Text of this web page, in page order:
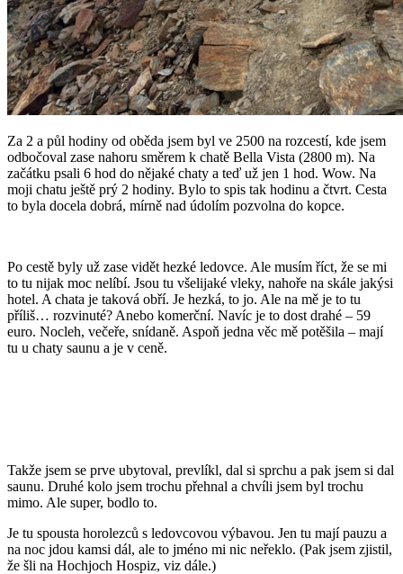
Za 2 a půl hodiny od oběda jsem byl ve 2500 na rozcestí, kde jsem
odbočoval zase nahoru směrem k chatě Bella Vista (2800 m). Na
začátku psali 6 hod do nějaké chaty a teď už jen 1 hod. Wow. Na
moji chatu ještě prý 2 hodiny. Bylo to spis tak hodinu a čtvrt. Cesta
to byla docela dobrá, mírně nad údolím pozvolna do kopce.
Po cestě byly už zase vidět hezké ledovce. Ale musím říct, že se mi
to tu nijak moc nelíbí. Jsou tu všelijaké vleky, nahoře na skále jakýsi
hotel. A chata je taková obří. Je hezká, to jo. Ale na mě je to tu
příliš… rozvinuté? Anebo komerční. Navíc je to dost drahé – 59
euro. Nocleh, večeře, snídaně. Aspoň jedna věc mě potěšila – mají
tu u chaty saunu a je v ceně.
Takže jsem se prve ubytoval, prevlíkl, dal si sprchu a pak jsem si dal
saunu. Druhé kolo jsem trochu přehnal a chvíli jsem byl trochu
mimo. Ale super, bodlo to.
Je tu spousta horolezců s ledovcovou výbavou. Jen tu mají pauzu a
na noc jdou kamsi dál, ale to jméno mi nic neřeklo. (Pak jsem zjistil,
že šli na Hochjoch Hospiz, viz dále.)